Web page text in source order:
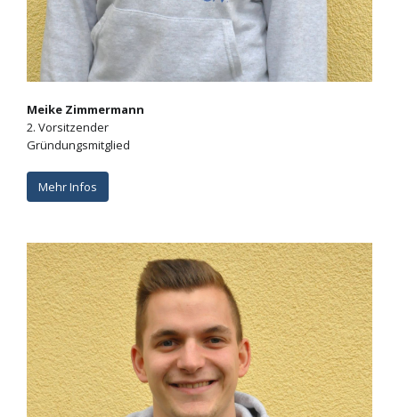
Meike Zimmermann
2. Vorsitzender
Gründungsmitglied
Mehr Infos